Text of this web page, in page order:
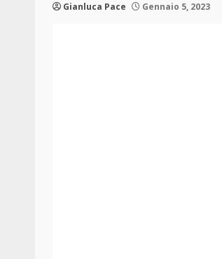
Gianluca Pace Gennaio 5, 2023